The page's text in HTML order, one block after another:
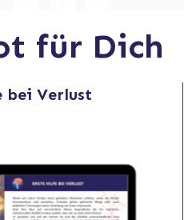
für Dich
bei Verlust